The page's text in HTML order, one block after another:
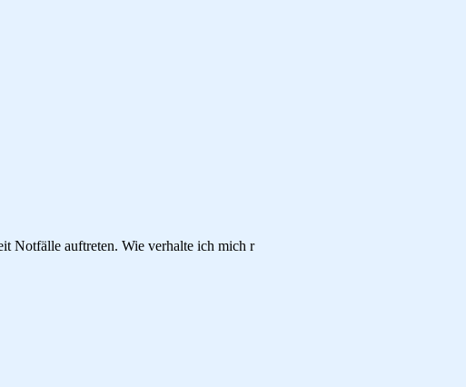
Notfälle auftreten. Wie verhalte ich mich r